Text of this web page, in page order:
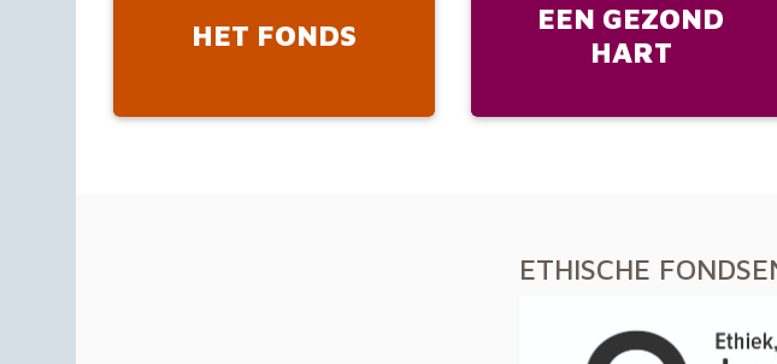
HET FONDS
EEN GEZOND
HART
ETHISCHE